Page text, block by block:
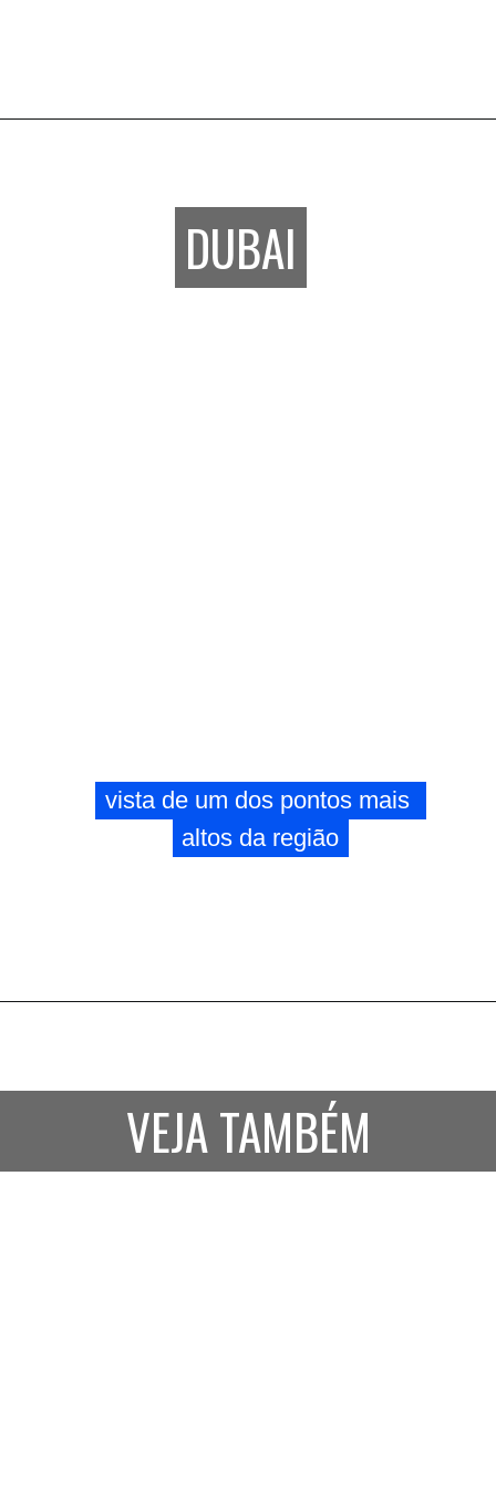
vista de um dos pontos mais
altos da região
vista de um dos pontos mais
altos da região
DUBAI
DUBAI
VEJA TAMBÉM